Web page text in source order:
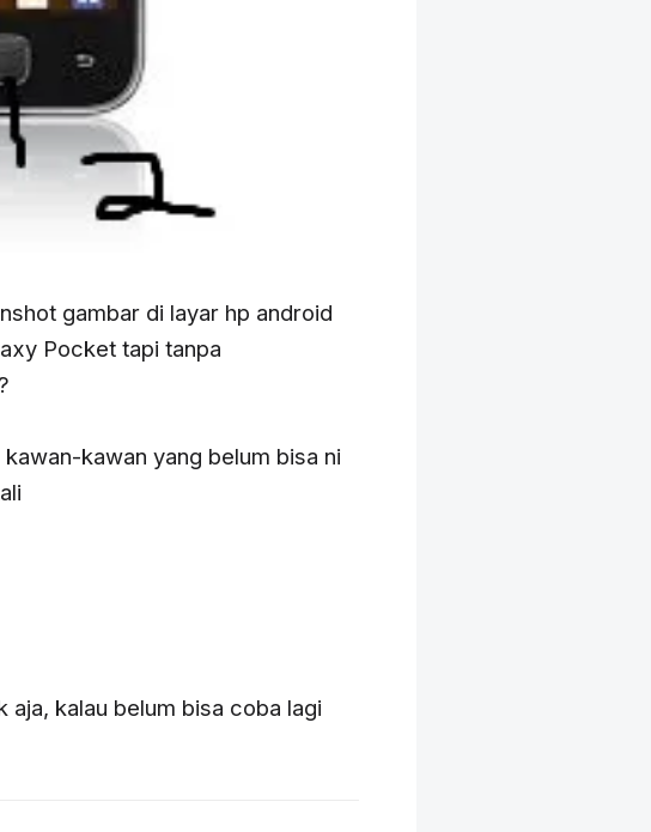
gambar di layar hp android
Pocket tapi tanpa
kawan yang belum bisa ni
aja, kalau belum bisa coba lagi